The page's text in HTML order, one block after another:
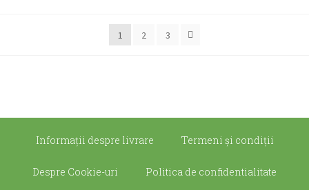
1 2 3
Informații despre livrare Termeni şi condiţii
Despre Cookie-uri Politica de confidentialitate